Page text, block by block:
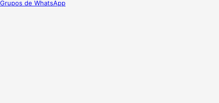
Grupos de WhatsApp